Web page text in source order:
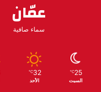
عمّان
سماء صافية
25
℃
السبت
32
℃
الأحد